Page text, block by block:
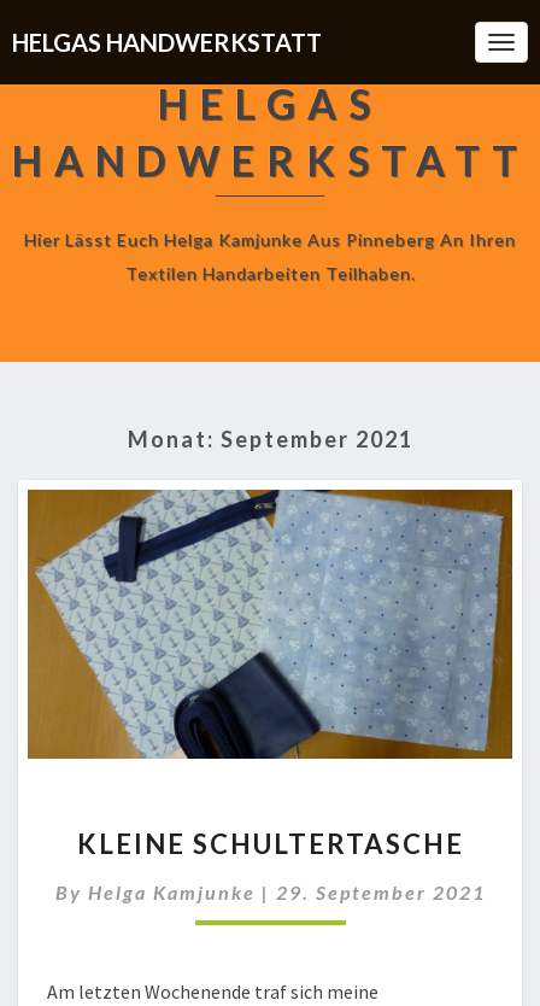
HELGAS HANDWERKSTATT
HELGAS
HANDWERKSTATT
Hier Lässt Euch Helga Kamjunke Aus Pinneberg An Ihren
Textilen Handarbeiten Teilhaben.
Monat: September 2021
SCHULTERTASCHE
KLEINE SCHULTERTASCHE
By Helga Kamjunke | 29. September 2021
Am letzten Wochenende traf sich meine